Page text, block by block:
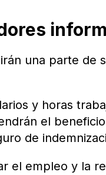
una parte de
y horas
el
de
el empleo y la